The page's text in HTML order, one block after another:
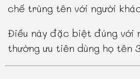
chế trùng tên với người
Điều này đặc biệt đúng với
thường ưu tiên dùng họ tên